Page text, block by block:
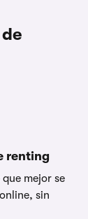
renting
mejor se
sin